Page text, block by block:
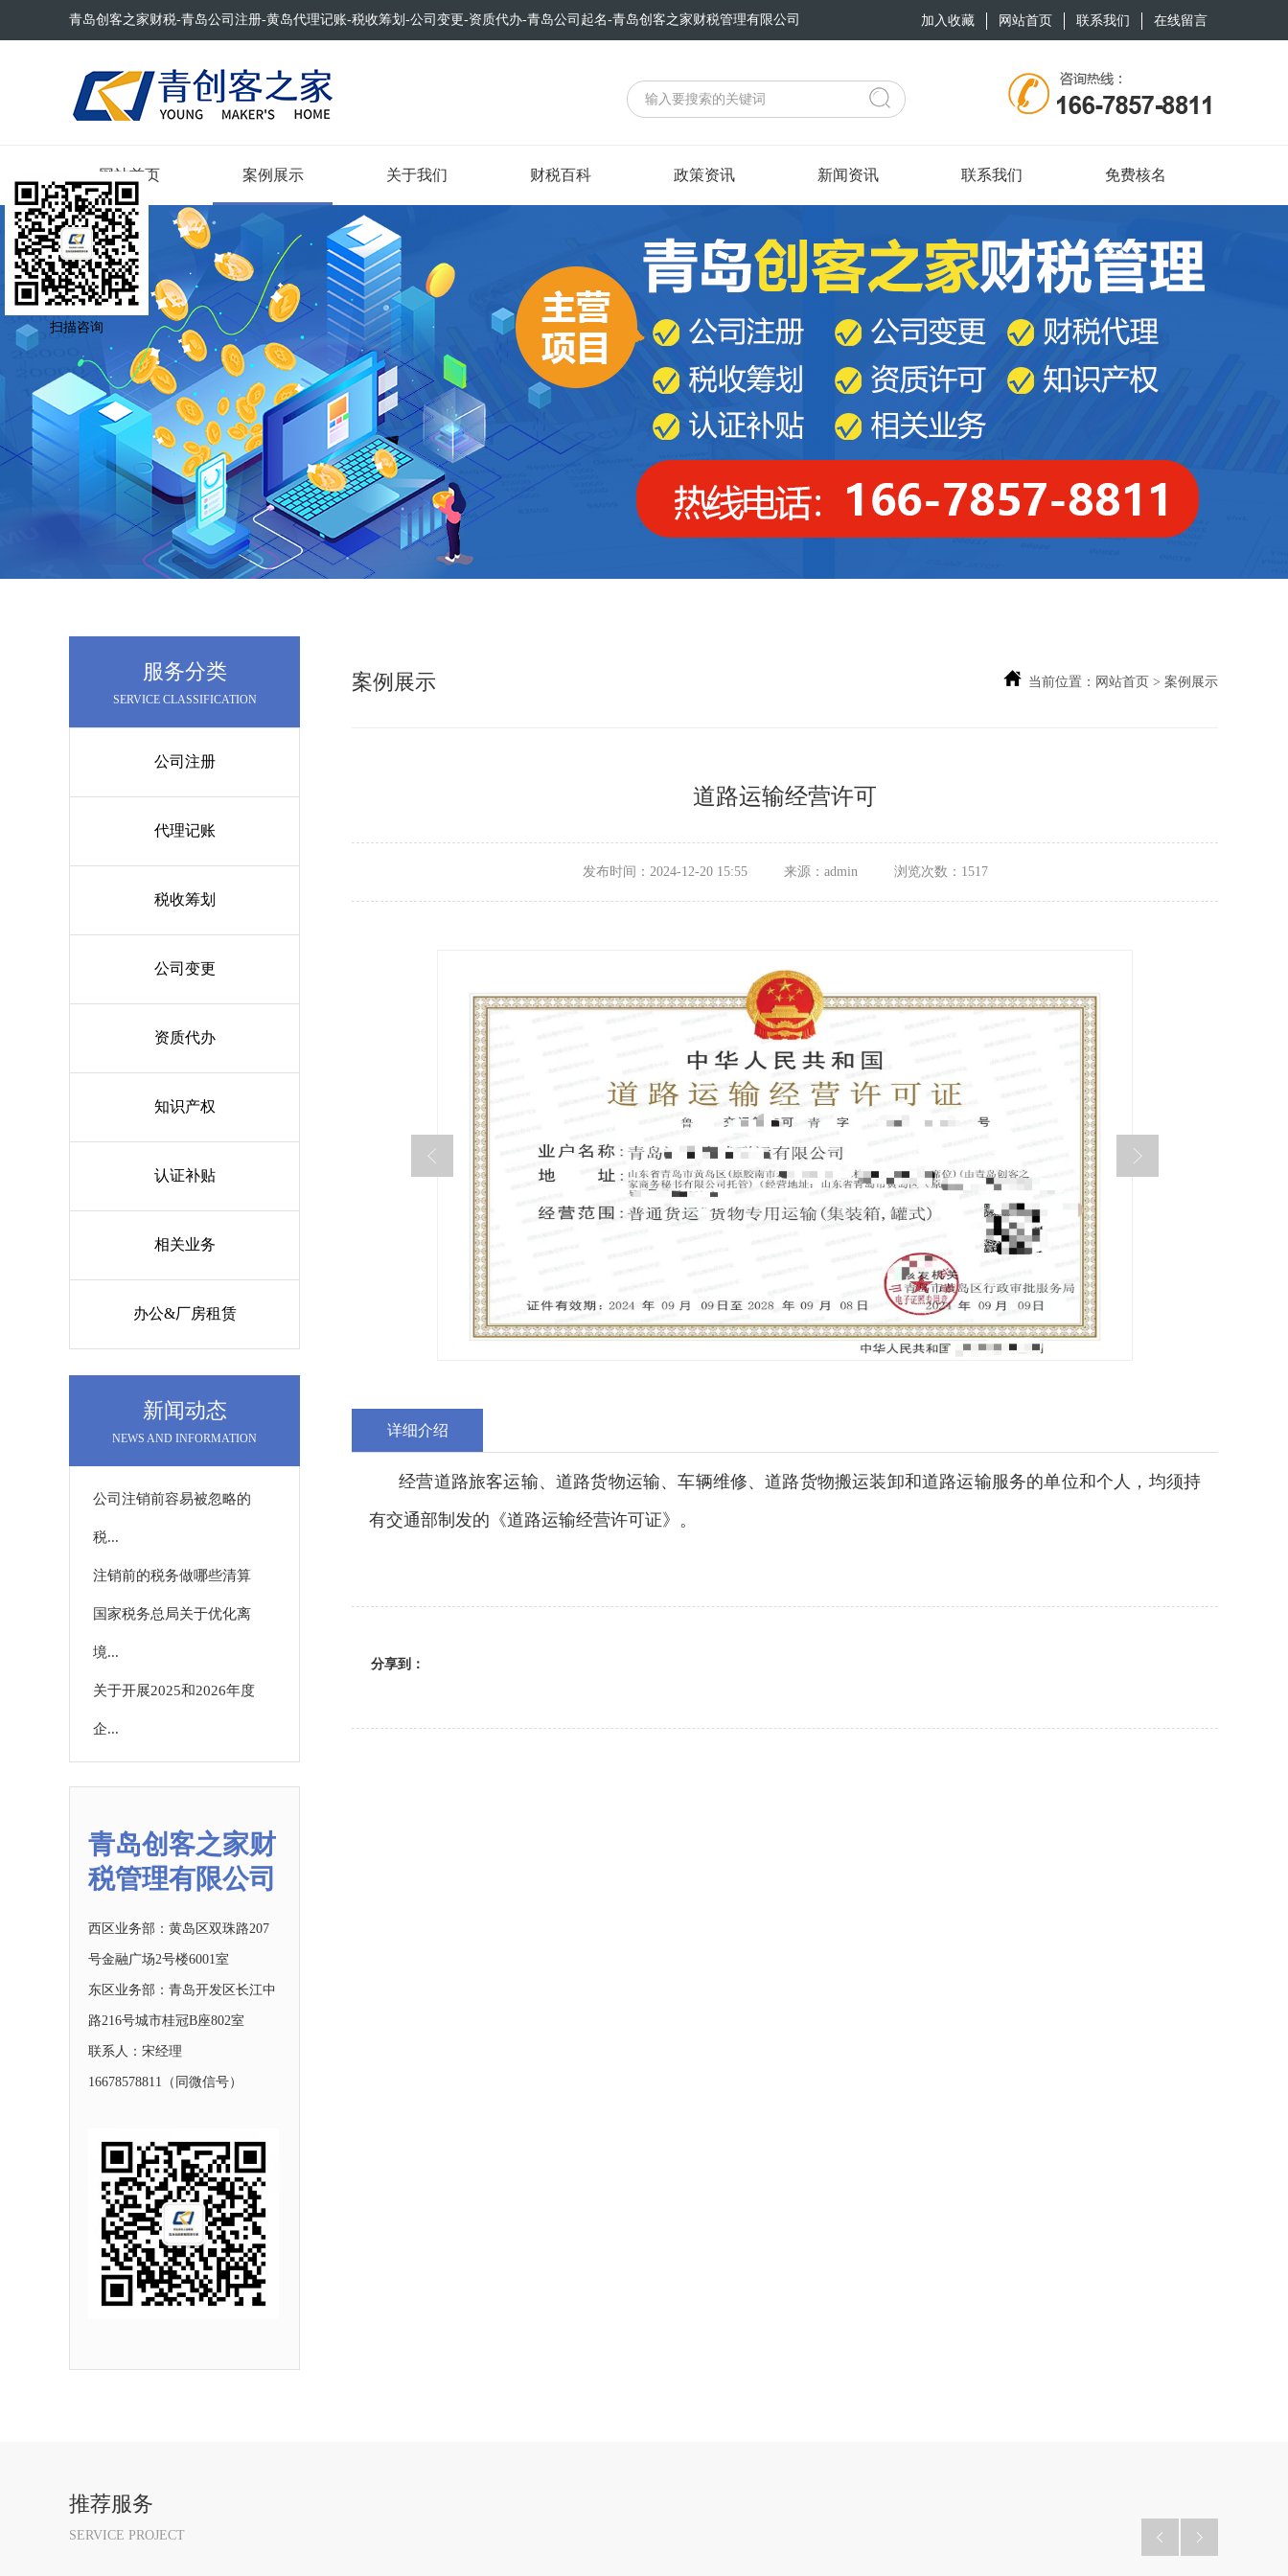
青岛创客之家财税-青岛公司注册-黄岛代理记账-税收筹划-公司变更-资质代办-青岛公司起名-青岛创客之家财税管理有限公司 加入收藏 网站首页 联系我们 在线留言
网站首页 案例展示 关于我们 财税百科 政策资讯 新闻资讯 联系我们 免费核名
服务分类
SERVICE CLASSIFICATION
公司注册
代理记账
税收筹划
公司变更
资质代办
知识产权
认证补贴
相关业务
办公&厂房租赁
新闻动态
NEWS AND INFORMATION
公司注销前容易被忽略的
税...
注销前的税务做哪些清算
国家税务总局关于优化离
境...
关于开展2025和2026年度
企...
青岛创客之家财
税管理有限公司
西区业务部：黄岛区双珠路207
号金融广场2号楼6001室
东区业务部：青岛开发区长江中
路216号城市桂冠B座802室
联系人：宋经理
16678578811 （同微信号）
案例展示 当前位置： 网站首页 > 案例展示
道路运输经营许可
发布时间：2024-12-20 15:55 来源：admin 浏览次数：1517
详细介绍
经营道路旅客运输、道路货物运输、车辆维修、道路货物搬运装卸和道路运输服务的单位和个人，均须持
有交通部制发的《道路运输经营许可证》。
分享到：
推荐服务
SERVICE PROJECT
扫描咨询